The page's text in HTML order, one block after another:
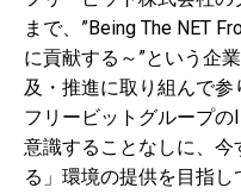
まで、”Being The NET
に貢献する～”という企
及・推進に取り組んで参
フリービットグループ
意識することなしに、
る」環境の提供を目指し